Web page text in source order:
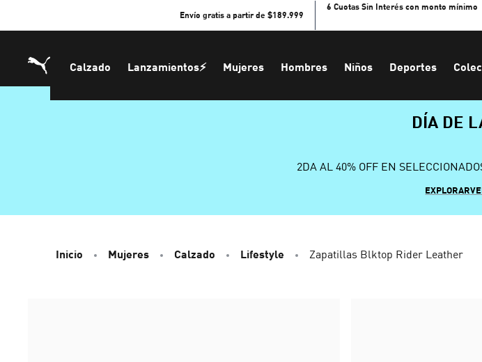
Envío gratis a partir de $189.999
6 Cuotas Sin Interés con monto mínimo
Calzado Lanzamientos⚡ Mujeres Hombres Niños Deportes
DÍA DE
2DA AL 40% OFF EN
EXPLORAR
Inicio Mujeres Calzado Lifestyle Zapatillas Blktop Rider Leather